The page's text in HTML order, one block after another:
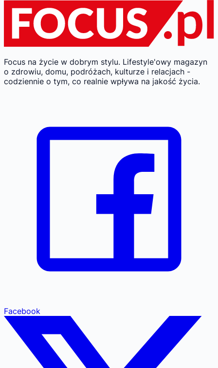
Focus na życie w dobrym stylu. Lifestyle'owy magazyn
o zdrowiu, domu, podróżach, kulturze i relacjach -
codziennie o tym, co realnie wpływa na jakość życia.
Facebook